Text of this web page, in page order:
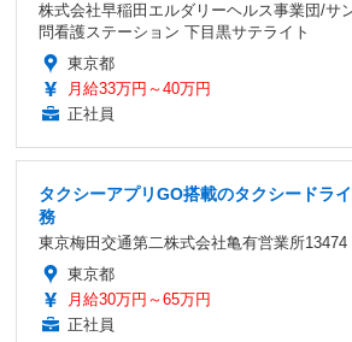
株式会社早稲田エルダリーヘルス事業団/サ
問看護ステーション 下目黒サテライト
東京都
月給33万円～40万円
正社員
タクシーアプリGO搭載のタクシードラ
務
東京梅田交通第二株式会社亀有営業所13474
東京都
月給30万円～65万円
正社員